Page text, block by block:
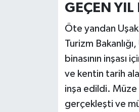
GEÇEN YIL
Öte yandan
Turizm
binasının
ve kentin tarih
inşa edildi.
gerçekleşti ve